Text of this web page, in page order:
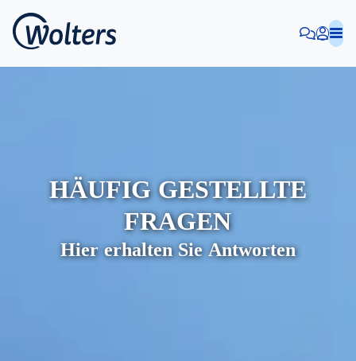
HÄUFIG GESTELLTE
FRAGEN
Hier erhalten Sie Antworten